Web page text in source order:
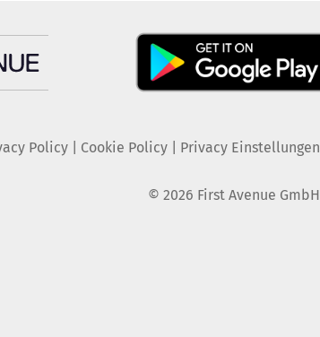
Policy| Cookie Policy| Privacy Einstellungen
© 2026 First Avenue GmbH